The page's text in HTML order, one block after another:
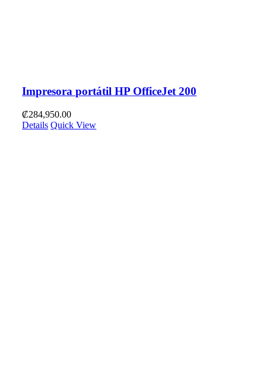
Impresora portátil HP OfficeJet 200
₡284,950.00
Details Quick View